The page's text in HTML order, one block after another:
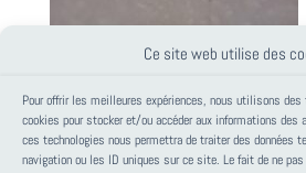
Ce site web utilise des
Pour offrir les meilleures expériences, nous utilisons
cookies pour stocker et/ou accéder aux informations des
ces technologies nous permettra de traiter des données
navigation ou les ID uniques sur ce site. Le fait de ne
PANIER